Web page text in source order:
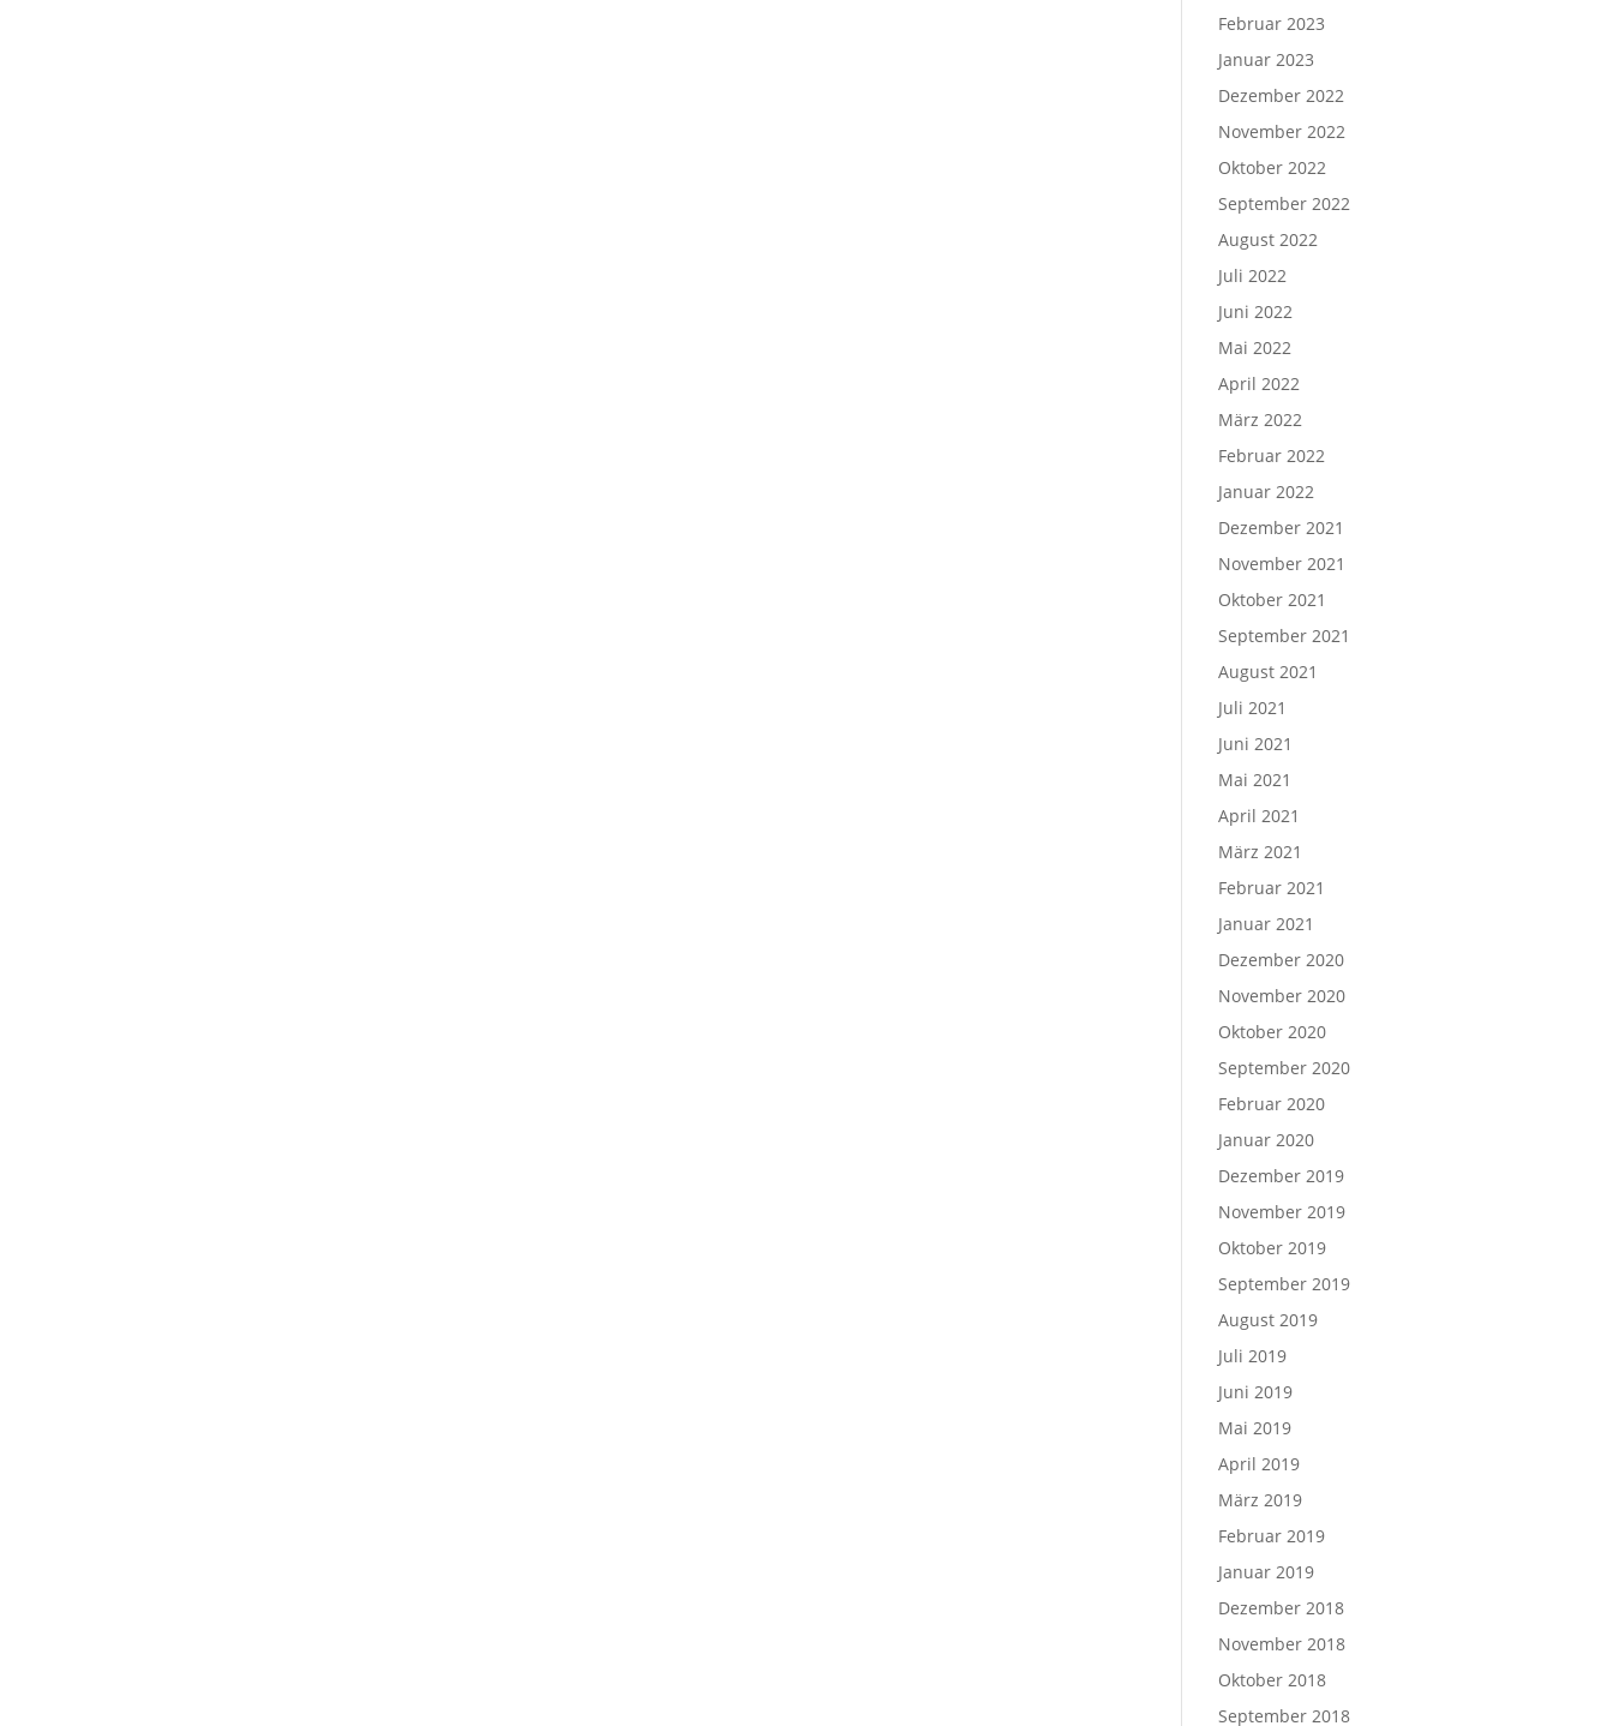
Februar 2023
Januar 2023
Dezember 2022
November 2022
Oktober 2022
September 2022
August 2022
Juli 2022
Juni 2022
Mai 2022
April 2022
März 2022
Februar 2022
Januar 2022
Dezember 2021
November 2021
Oktober 2021
September 2021
August 2021
Juli 2021
Juni 2021
Mai 2021
April 2021
März 2021
Februar 2021
Januar 2021
Dezember 2020
November 2020
Oktober 2020
September 2020
Februar 2020
Januar 2020
Dezember 2019
November 2019
Oktober 2019
September 2019
August 2019
Juli 2019
Juni 2019
Mai 2019
April 2019
März 2019
Februar 2019
Januar 2019
Dezember 2018
November 2018
Oktober 2018
September 2018